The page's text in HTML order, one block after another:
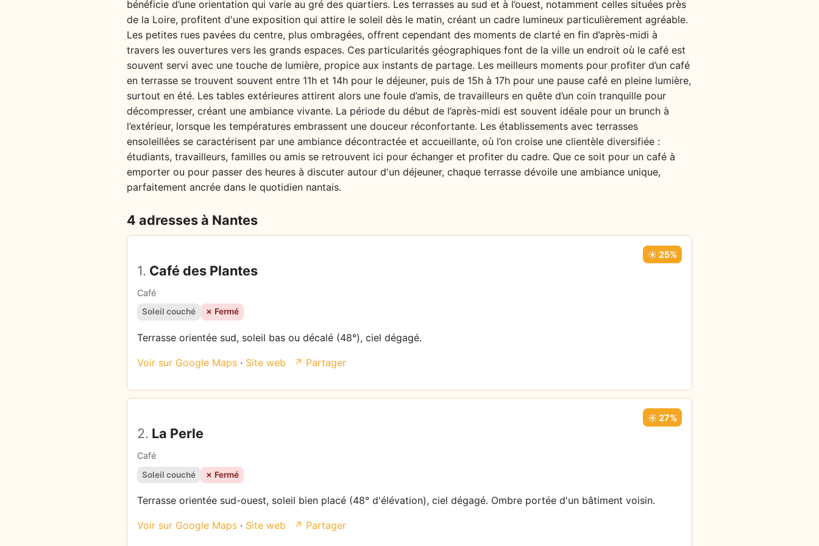
bénéficie d’une orientation qui varie au gré des quartiers. Les terrasses au sud et à l’ouest, notamment celles situées près
de la Loire, profitent d'une exposition qui attire le soleil dès le matin, créant un cadre lumineux particulièrement agréable.
Les petites rues pavées du centre, plus ombragées, offrent cependant des moments de clarté en fin d’après-midi à
travers les ouvertures vers les grands espaces. Ces particularités géographiques font de la ville un endroit où le café est
souvent servi avec une touche de lumière, propice aux instants de partage. Les meilleurs moments pour profiter d’un café
en terrasse se trouvent souvent entre 11h et 14h pour le déjeuner, puis de 15h à 17h pour une pause café en pleine lumière,
surtout en été. Les tables extérieures attirent alors une foule d’amis, de travailleurs en quête d’un coin tranquille pour
décompresser, créant une ambiance vivante. La période du début de l’après-midi est souvent idéale pour un brunch à
l’extérieur, lorsque les températures embrassent une douceur réconfortante. Les établissements avec terrasses
ensoleillées se caractérisent par une ambiance décontractée et accueillante, où l’on croise une clientèle diversifiée :
étudiants, travailleurs, familles ou amis se retrouvent ici pour échanger et profiter du cadre. Que ce soit pour un café à
emporter ou pour passer des heures à discuter autour d'un déjeuner, chaque terrasse dévoile une ambiance unique,
parfaitement ancrée dans le quotidien nantais.
4 adresses à Nantes
1. Café des Plantes
Café
☀️ 25%
Soleil couché ✗ Fermé
Terrasse orientée sud, soleil bas ou décalé (48°), ciel dégagé.
Voir sur Google Maps · Site web ↗ Partager
2. La Perle
Café
☀️ 27%
Soleil couché ✗ Fermé
Terrasse orientée sud-ouest, soleil bien placé (48° d'élévation), ciel dégagé. Ombre portée d'un bâtiment voisin.
Voir sur Google Maps · Site web ↗ Partager